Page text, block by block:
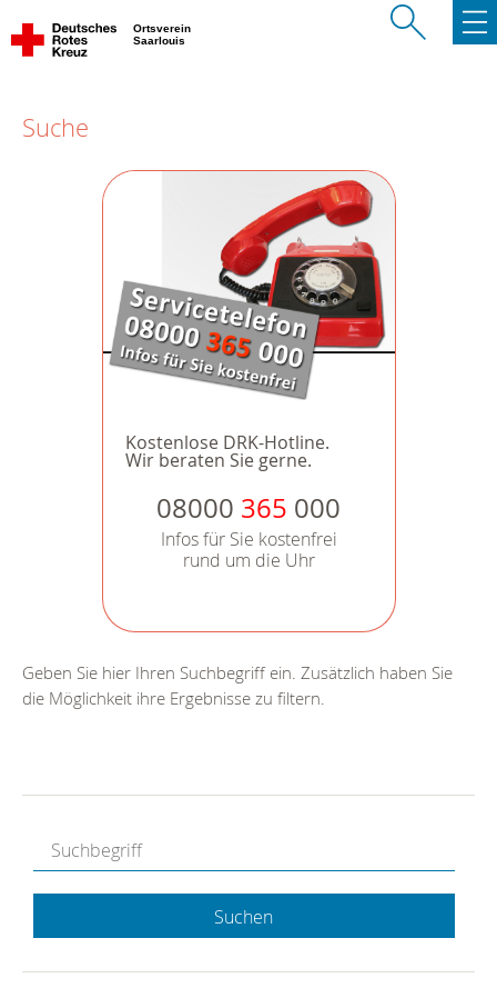
Ortsverein
Saarlouis
Suche
Kostenlose DRK-Hotline.
Wir beraten Sie gerne.
08000 365 000
Infos für Sie kostenfrei
rund um die Uhr
Geben Sie hier Ihren Suchbegriff ein. Zusätzlich haben Sie
die Möglichkeit ihre Ergebnisse zu filtern.
Suchen